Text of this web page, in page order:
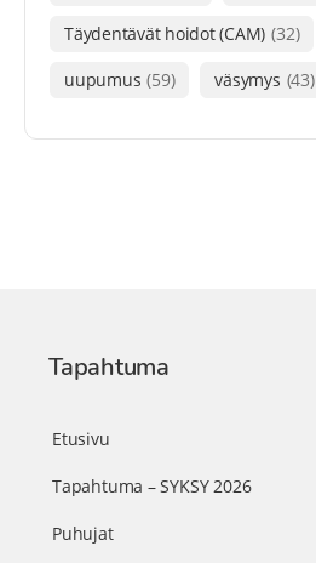
Täydentävät hoidot (CAM) (32)
uupumus (59) väsymys (43)
Tapahtuma
Etusivu
Tapahtuma – SYKSY 2026
Puhujat